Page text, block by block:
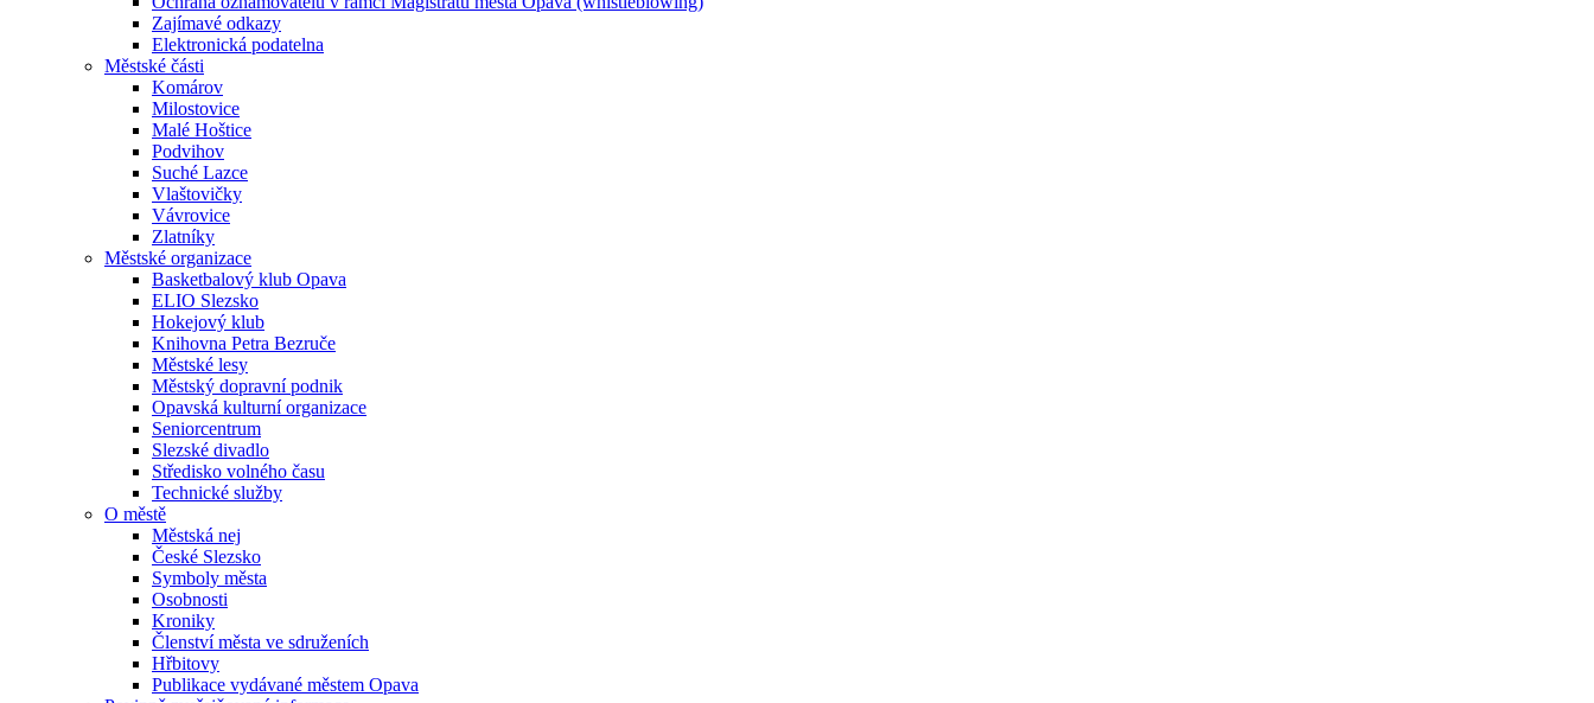
Zajímavé odkazy
Elektronická podatelna
Městské části
Komárov
Milostovice
Malé Hoštice
Podvihov
Suché Lazce
Vlaštovičky
Vávrovice
Zlatníky
Městské organizace
Basketbalový klub Opava
ELIO Slezsko
Hokejový klub
Knihovna Petra Bezruče
Městské lesy
Městský dopravní podnik
Opavská kulturní organizace
Seniorcentrum
Slezské divadlo
Středisko volného času
Technické služby
O městě
Městská nej
České Slezsko
Symboly města
Osobnosti
Kroniky
Členství města ve sdruženích
Hřbitovy
Publikace vydávané městem Opava